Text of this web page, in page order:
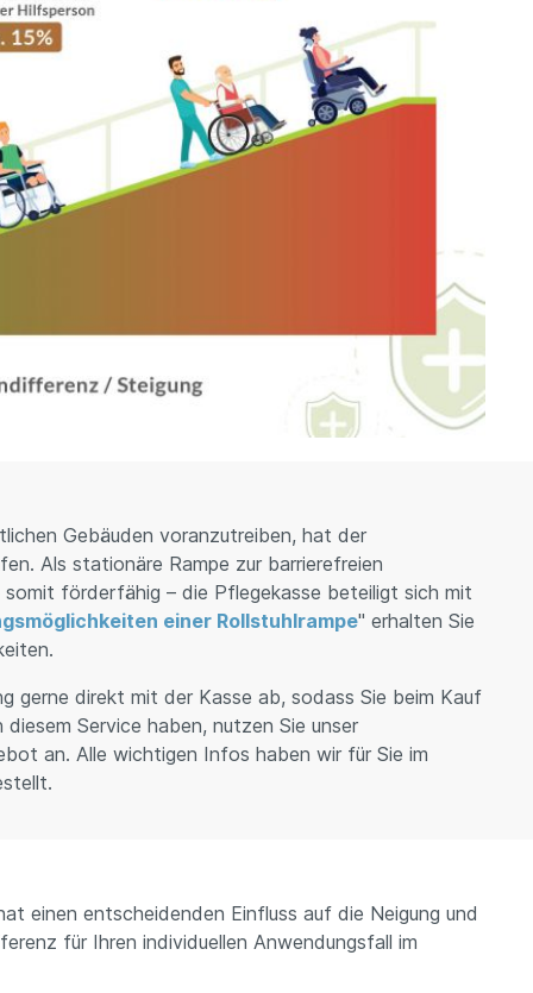
Gebäuden voranzutreiben, hat der
Als stationäre Rampe zur barrierefreien
somit förderfähig – die Pflegekasse beteiligt sich mit
einer Rollstuhlrampe" erhalten Sie
gerne direkt mit der Kasse ab, sodass Sie beim Kauf
Service haben, nutzen Sie unser
an. Alle wichtigen Infos haben wir für Sie im
einen entscheidenden Einfluss auf die Neigung und
für Ihren individuellen Anwendungsfall im